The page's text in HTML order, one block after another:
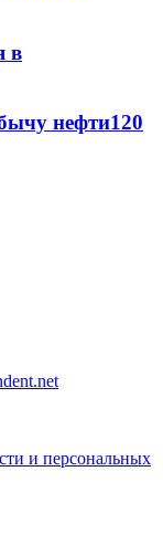
в
нефти120
и персональных